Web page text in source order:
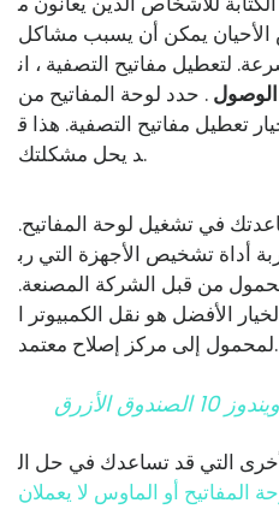
يمكن أن يسبب مشاكل
لتعطيل مفاتيح التصفية ، ان
. حدد لوحة المفاتيح من
تعطيل مفاتيح التصفية. هذا ق
د يحل مشكلتك.
في تشغيل لوحة المفاتيح.
أداة تشخيص الأجهزة التي رب
من قبل الشركة المصنعة.
الأفضل هو نقل الكمبيوتر ا
لمحمول إلى مركز إصلاح معتمد.
ويندوز 10 الصندوق الأزرق
التي قد تساعدك في حل ال
المفاتيح أو الماوس لا يعملان